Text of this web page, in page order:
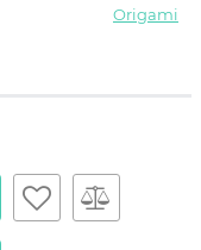
Origami